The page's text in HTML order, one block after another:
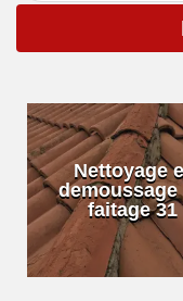
Nettoyage
demoussage
faitage 31